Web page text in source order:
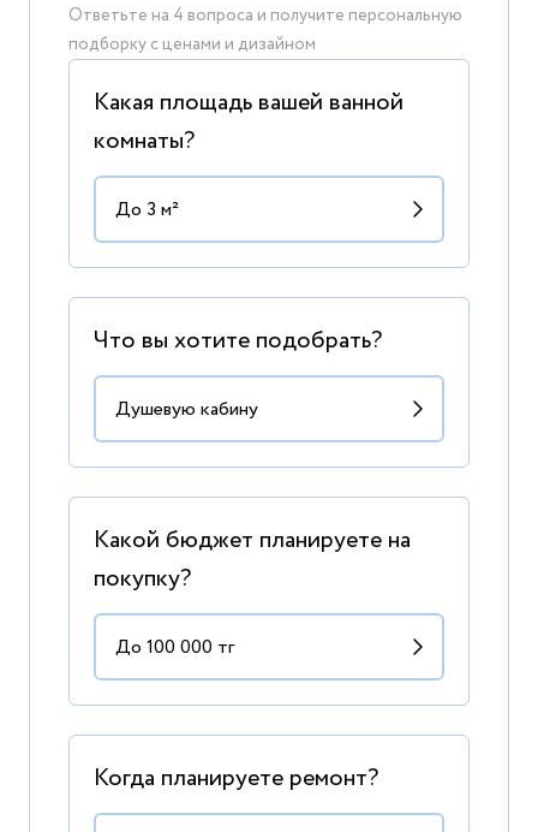
Ответьте на 4 вопроса и получите персональную
подборку с ценами и дизайном
Какая площадь вашей ванной
комнаты?
Что вы хотите подобрать?
Какой бюджет планируете на
покупку?
Когда планируете ремонт?